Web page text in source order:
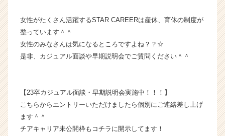
ン
ャ
成
業
か
ス
女性がたくさん活躍するSTAR CAREERは産休、育休の制度が
整っています＾＾
女性のみなさんは気になるところですよね？？☆
是非、カジュアル面談や早期説明会でご質問ください＾＾
【23卒カジュアル面談・早期説明会実施中！！！】
こちらからエントリーいただけましたら個別にご連絡差し上げ
ます＾＾
チアキャリア未公開枠もコチラに開示してます！